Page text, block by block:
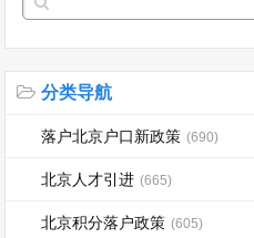
分类导航
落户北京户口新政策 (690)
北京人才引进 (665)
北京积分落户政策 (605)